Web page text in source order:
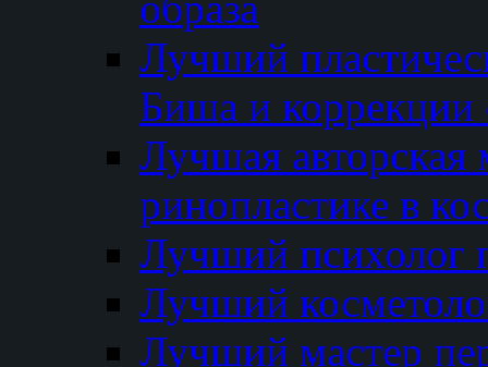
Лучший
Биша и коррекции
Лучшая авторская
ринопластике в
Лучший психолог
Лучший
Лучший мастер